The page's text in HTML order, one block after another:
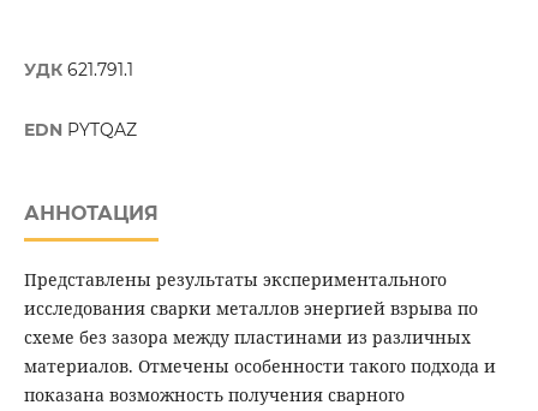
УДК 621.791.1
EDN PYTQAZ
АННОТАЦИЯ
Представлены результаты экспериментального
исследования сварки металлов энергией взрыва по
схеме без зазора между пластинами из различных
материалов. Отмечены особенности такого подхода и
показана возможность получения сварного